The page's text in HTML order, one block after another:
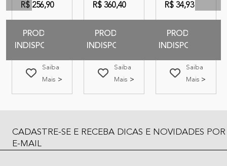
R$ 256,90
INDISPONIVEL
Saiba
Mais
R$ 360,40
INDISPONIVEL
Saiba
Mais
R$ 34,93
INDISPONIVEL
Saiba
Mais
CADASTRE-SE E RECEBA DICAS E NOVIDADES POR
E-MAIL